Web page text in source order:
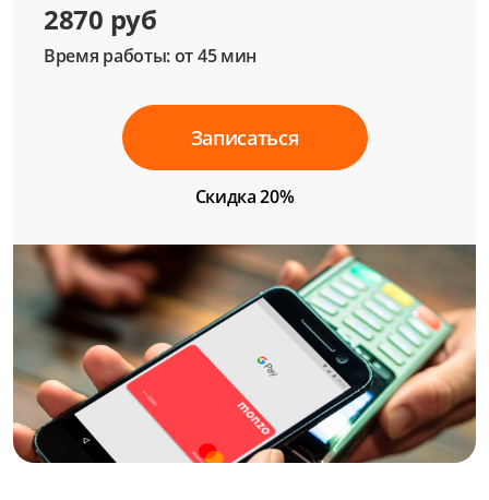
2870 руб
Время работы: от 45 мин
Записаться
Скидка 20%